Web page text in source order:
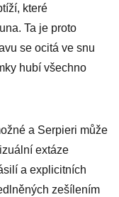
které
Ta je proto
se ocitá ve snu
hubí všechno
a Serpieri může
extáze
a explicitních
zešílením